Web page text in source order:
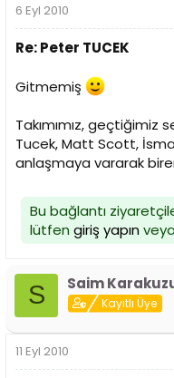
6 Eyl 2010
Re: Peter TUCEK
Gitmemiş
Takımımız,
Tucek, Matt Scott,
anlaşmaya vararak
Bu bağlantı
lütfen giriş yapınveya
S Saim
Kayıtlı Üye
11 Eyl 2010